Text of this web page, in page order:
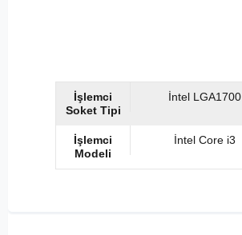
İşlemci
Soket Tipi
İntel LGA1700
İşlemci
Modeli
İntel Core i3